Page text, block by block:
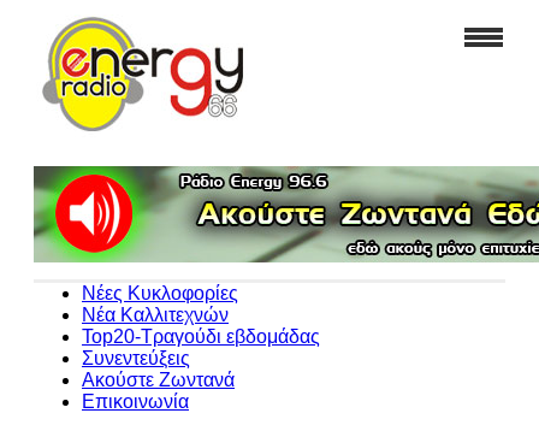
Νέες Κυκλοφορίες
Νέα Καλλιτεχνών
Top20-Τραγούδι εβδομάδας
Συνεντεύξεις
Ακούστε Ζωντανά
Επικοινωνία